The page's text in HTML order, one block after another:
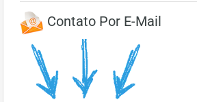
Contato Por E-Mail